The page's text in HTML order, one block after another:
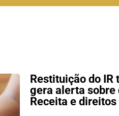
Restituição do IR
gera alerta sobre
Receita e